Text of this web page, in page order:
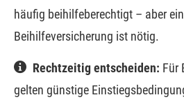
häufig beihilfeberechtigt – aber
Beihilfeversicherung ist nötig.
Rechtzeitig entscheiden: Für
gelten günstige